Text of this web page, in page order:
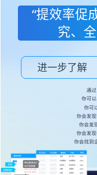
“提效率促
究、
进一步了解
通过
你可
你可
你会发
你会发
你会发
你会找到